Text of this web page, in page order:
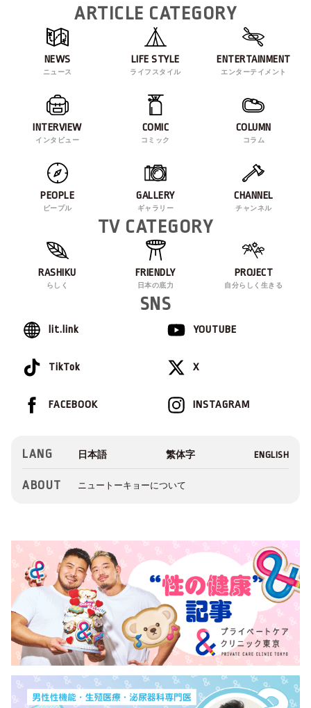
ARTICLE CATEGORY
NEWS
ニュース
LIFE STYLE
ライフスタイル
ENTERTAINMENT
エンターテイメント
INTERVIEW
インタビュー
COMIC
コミック
COLUMN
コラム
PEOPLE
ピープル
GALLERY
ギャラリー
CHANNEL
チャンネル
TV CATEGORY
RASHIKU
らしく
FRIENDLY
日本の底力
PROJECT
自分らしく生きる
SNS
lit.link YOUTUBE
TikTok X
INSTAGRAM
FACEBOOK
LANG
ABOUT ニュートーキョーについて